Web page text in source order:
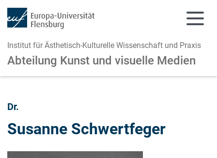
Institut für Ästhetisch-Kulturelle Wissenschaft und Praxis
Abteilung Kunst und visuelle Medien
Dr.
Susanne Schwertfeger